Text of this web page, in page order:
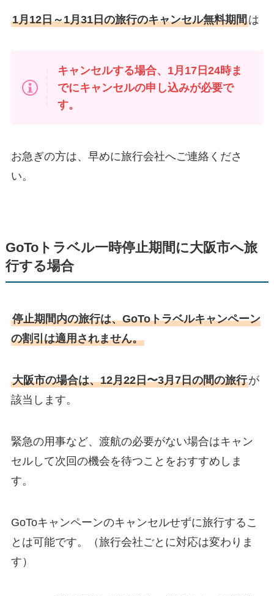
1月12日～1月31日の旅行のキャンセル無料期間は
キャンセルする場合、1月17日24時ま
でにキャンセルの申し込みが必要で
す。
お急ぎの方は、早めに旅行会社へご連絡くださ
い。
GoToトラベル一時停止期間に大阪市へ旅
行する場合
停止期間内の旅行は、GoToトラベルキャンペーン
の割引は適用されません。
大阪市の場合は、12月22日〜3月7日の間の旅行が
該当します。
緊急の用事など、渡航の必要がない場合はキャン
セルして次回の機会を待つことをおすすめしま
す。
GoToキャンペーンのキャンセルせずに旅行するこ
とは可能です。（旅行会社ごとに対応は変わりま
す）